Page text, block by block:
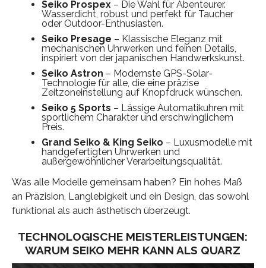
Seiko Prospex– Die Wahl für Abenteurer.
Wasserdicht, robust und perfekt für Taucher
oder Outdoor-Enthusiasten.
Seiko Presage – Klassische Eleganz mit
mechanischen Uhrwerken und feinen Details,
inspiriert von der japanischen Handwerkskunst.
Seiko Astron – Modernste GPS-Solar-
Technologie für alle, die eine präzise
Zeitzoneinstellung auf Knopfdruck wünschen.
Seiko 5 Sports – Lässige Automatikuhren mit
sportlichem Charakter und erschwinglichem
Preis.
Grand Seiko & King Seiko – Luxusmodelle mit
handgefertigten Uhrwerken und
außergewöhnlicher Verarbeitungsqualität.
Was alle Modelle gemeinsam haben? Ein hohes Maß
an Präzision, Langlebigkeit und ein Design, das sowohl
funktional als auch ästhetisch überzeugt.
TECHNOLOGISCHE MEISTERLEISTUNGEN:
WARUM SEIKO MEHR KANN ALS QUARZ